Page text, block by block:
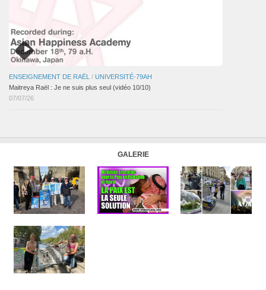
ENSEIGNEMENT DE RAËL / UNIVERSITÉ-79AH
Maitreya Raël : Je ne suis plus seul (vidéo 10/10)
07/07/26
GALERIE